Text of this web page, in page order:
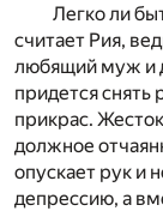
Легко ли
считает Рия,
любящий муж и
придется снять
прикрас.
должное
опускает рук и
депрессию, а